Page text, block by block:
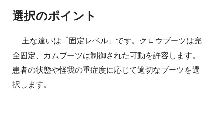
選択のポイント
主な違いは「固定レベル」です。クロウブーツは完
全固定、カムブーツは制御された可動を許容します。
患者の状態や怪我の重症度に応じて適切なブーツを選
択します。